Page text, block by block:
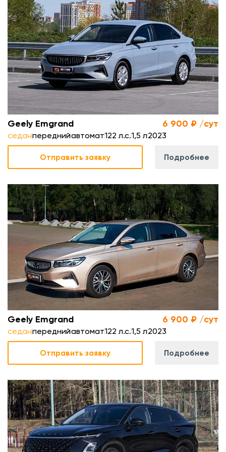
Geely Emgrand 6 900 ₽ /сут
седанпереднийавтомат122 л.с.1,5 л2023
Отправить заявку Подробнее
Geely Emgrand 6 900 ₽ /сут
седанпереднийавтомат122 л.с.1,5 л2023
Отправить заявку Подробнее